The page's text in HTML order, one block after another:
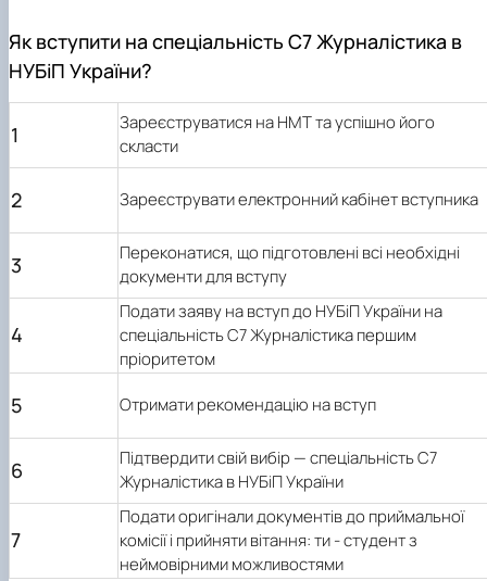
Як вступити на спеціальність С7 Журналістика в
НУБіП України?
1
Зареєструватися на НМТ та успішно його
скласти
2 Зареєструвати електронний кабінет вступника
3
Переконатися, що підготовлені всі необхідні
документи для вступу
4
Подати заяву на вступ до НУБіП України на
спеціальність С7 Журналістика першим
пріоритетом
5 Отримати рекомендацію на вступ
6
Підтвердити свій вибір — спеціальність С7
Журналістика в НУБіП України
7
Подати оригінали документів до приймальної
комісії і прийняти вітання: ти - студент з
неймовірними можливостями